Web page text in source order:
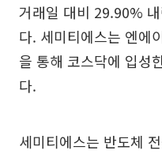
거래일 대비 29.90%
다. 세미티에스는 엔에
을 통해 코스닥에 입성
다.
세미티에스는 반도체